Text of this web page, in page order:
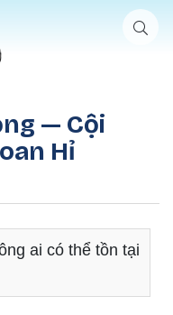
nội dung
— Cội
Hỉ
ai có thể tồn tại